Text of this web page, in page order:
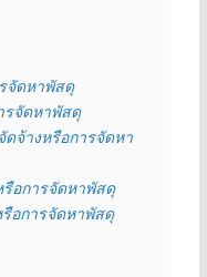
จัดหาพัสดุ
รจัดหาพัสดุ
ดจ้างหรือการจัดหา
อการจัดหาพัสดุ
อการจัดหาพัสดุ